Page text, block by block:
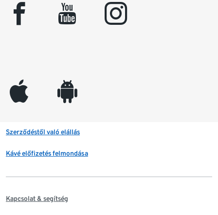
facebook youtube instagram
appleinc android
Szerződéstől való elállás
Kávé előfizetés felmondása
Kapcsolat & segítség